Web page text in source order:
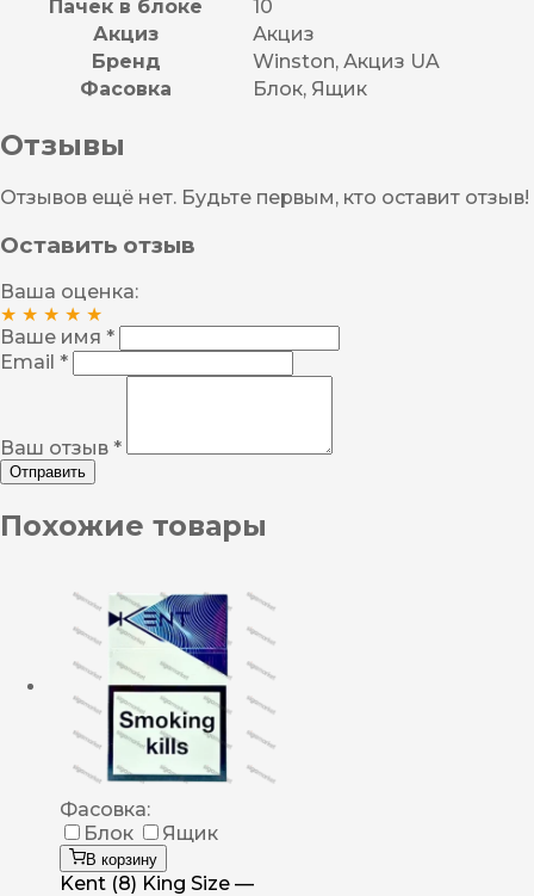
Пачек в блоке
10
Акциз
Акциз
Бренд
Winston, Акциз UA
Фасовка
Блок, Ящик
Отзывы
Отзывов ещё нет. Будьте первым, кто оставит отзыв!
Оставить отзыв
Ваша оценка:
★ ★ ★ ★ ★
Ваше имя *
Email *
Ваш отзыв *
Отправить
Похожие товары
Фасовка:
Блок
Ящик
В корзину
Kent (8) King Size —